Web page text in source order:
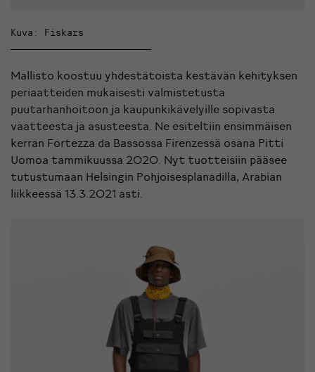
Kuva: Fiskars
Mallisto koostuu yhdestätoista kestävän kehityksen
periaatteiden mukaisesti valmistetusta
puutarhanhoitoon ja kaupunkikävelyille sopivasta
vaatteesta ja asusteesta. Ne esiteltiin ensimmäisen
kerran Fortezza da Bassossa Firenzessä osana Pitti
Uomoa tammikuussa 2020. Nyt tuotteisiin pääsee
tutustumaan Helsingin Pohjoisesplanadilla, Arabian
liikkeessä 13.3.2021 asti.